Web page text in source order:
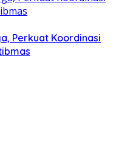
Perkuat Koordinasi